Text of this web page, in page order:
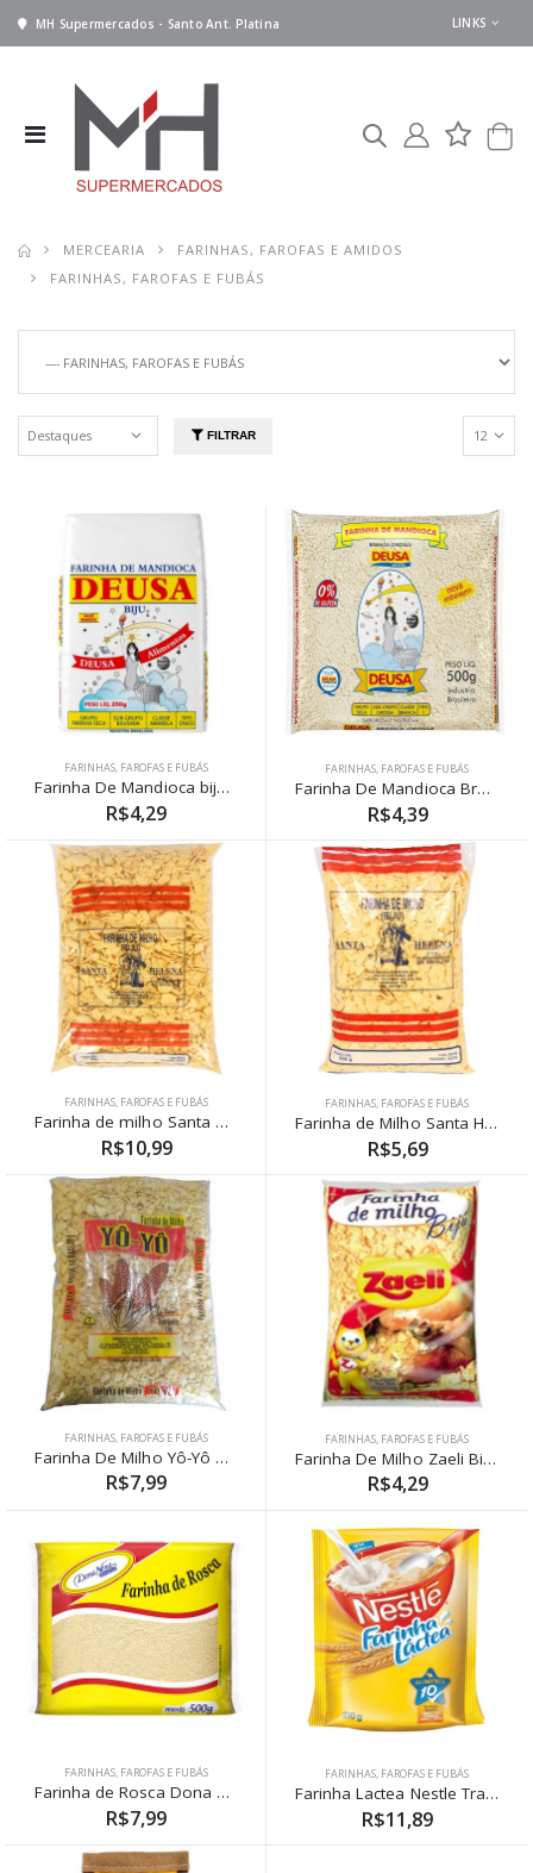
MH Supermercados - Santo Ant. Platina LINKS
MERCEARIA
FARINHAS, FAROFAS E AMIDOS
FARINHAS, FAROFAS E FUBÁS
FILTRAR
FARINHAS, FAROFAS E FUBÁS
Farinha De Mandioca biju Deusa 250g
R$4,29
FARINHAS, FAROFAS E FUBÁS
Farinha De Mandioca Branca Deusa 500g
R$4,39
FARINHAS, FAROFAS E FUBÁS
Farinha de milho Santa helena 1kg
R$10,99
FARINHAS, FAROFAS E FUBÁS
Farinha de Milho Santa Helena 500g
R$5,69
FARINHAS, FAROFAS E FUBÁS
Farinha De Milho Yô-Yô 1kg
R$7,99
FARINHAS, FAROFAS E FUBÁS
Farinha De Milho Zaeli Biju 500g
R$4,29
FARINHAS, FAROFAS E FUBÁS
Farinha de Rosca Dona Nena 500g
R$7,99
FARINHAS, FAROFAS E FUBÁS
Farinha Lactea Nestle Tradicional Sachê 210g
R$11,89